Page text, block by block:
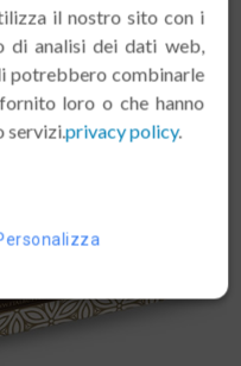
il nostro sito con i
di analisi dei dati web,
potrebbero combinarle
loro o che hanno
servizi.privacy policy.